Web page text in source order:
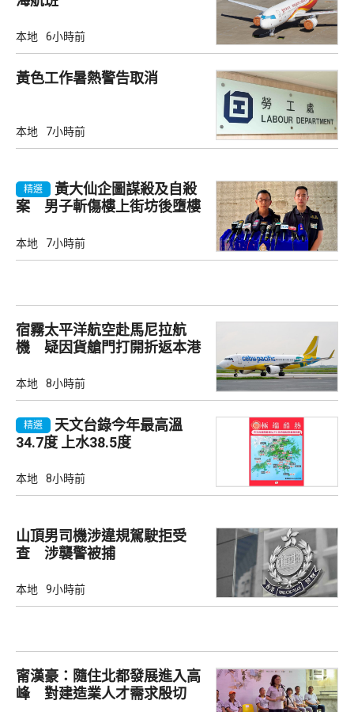
本地 6小時前
黃色工作暑熱警告取消
本地 7小時前
精選
黃大仙企圖謀殺及自殺
案 男子斬傷樓上街坊後墮樓
本地 7小時前
宿霧太平洋航空赴馬尼拉航
機 疑因貨艙門打開折返本港
本地 8小時前
精選
天文台錄今年最高溫
34.7度 上水38.5度
本地 8小時前
山頂男司機涉違規駕駛拒受
查 涉襲警被捕
本地 9小時前
甯漢豪：隨住北都發展進入高
峰 對建造業人才需求殷切